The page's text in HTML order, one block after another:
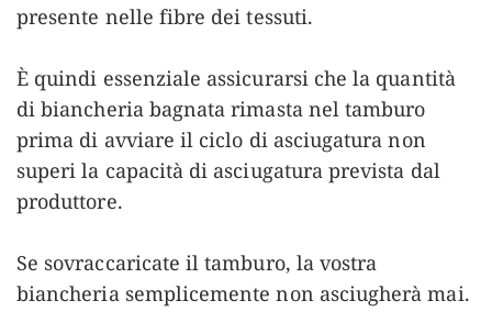
presente nelle fibre dei tessuti.
È quindi essenziale assicurarsi che la quantità
di biancheria bagnata rimasta nel tamburo
prima di avviare il ciclo di asciugatura non
superi la capacità di asciugatura prevista dal
produttore.
Se sovraccaricate il tamburo, la vostra
biancheria semplicemente non asciugherà mai.